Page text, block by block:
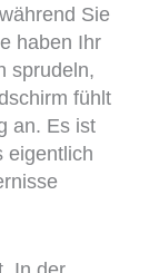
Sie
haben Ihr
sprudeln,
fühlt
an. Es ist
eigentlich